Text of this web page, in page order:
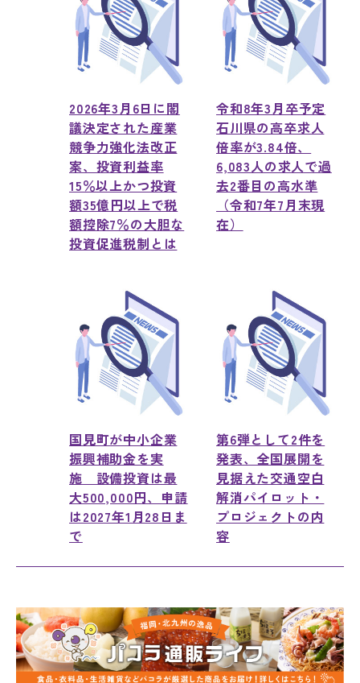
2026年3月6日に閣
議決定された産業
競争力強化法改正
案、投資利益率
15％以上かつ投資
額35億円以上で税
額控除7％の大胆な
投資促進税制とは
令和8年3月卒予定
石川県の高卒求人
倍率が3.84倍、
6,083人の求人で過
去2番目の高水準
（令和7年7月末現
在）
国見町が中小企業
振興補助金を実
施 設備投資は最
大500,000円、申請
は2027年1月28日ま
で
第6弾として2件を
発表、全国展開を
見据えた交通空白
解消パイロット・
プロジェクトの内
容